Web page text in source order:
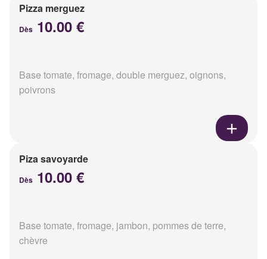
Pizza merguez
Dès 10.00 €
Base tomate, fromage, double merguez, oignons,
poivrons
Piza savoyarde
Dès 10.00 €
Base tomate, fromage, jambon, pommes de terre,
chèvre